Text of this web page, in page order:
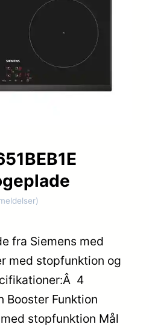
fra Siemens med
med stopfunktion og
4
Booster Funktion
stopfunktion Mål